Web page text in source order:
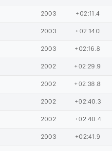
2003 +02:11.4
2003 +02:14.0
2003 +02:16.8
2002 +02:29.9
2002 +02:38.8
2002 +02:40.3
2002 +02:40.4
2003 +02:41.9